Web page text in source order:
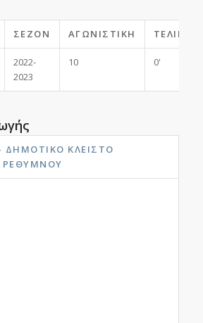
ΣΕΖΌΝ ΑΓΩΝΙΣΤΙΚΉ ΤΕΛΙΚΌ
2022-
2023
10 0'
ΚΛΕΙΣΤΟ
ΡΕΘΎΜΝΟΥ